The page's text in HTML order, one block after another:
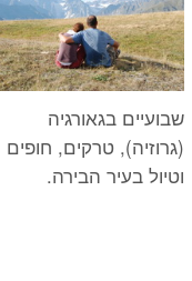
שבועיים בגאורגיה
(גרוזיה), טרקים, חופים
וטיול בעיר הבירה.